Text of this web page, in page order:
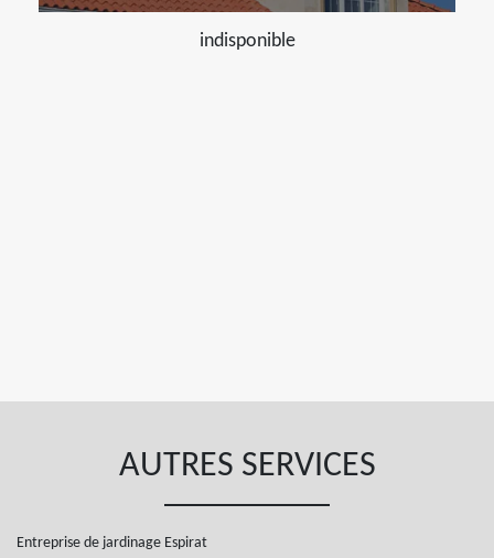
indisponible
AUTRES SERVICES
Entreprise de jardinage Espirat